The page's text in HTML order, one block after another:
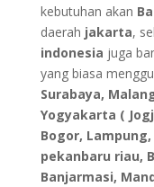
kebutuhan akan
daerah jakarta,
indonesia juga
yang biasa
Surabaya,
Yogyakarta (
Bogor,
pekanbaru riau,
Banjarmasi,